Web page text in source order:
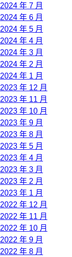
2024 年 7 月
2024 年 6 月
2024 年 5 月
2024 年 4 月
2024 年 3 月
2024 年 2 月
2024 年 1 月
2023 年 12 月
2023 年 11 月
2023 年 10 月
2023 年 9 月
2023 年 8 月
2023 年 5 月
2023 年 4 月
2023 年 3 月
2023 年 2 月
2023 年 1 月
2022 年 12 月
2022 年 11 月
2022 年 10 月
2022 年 9 月
2022 年 8 月